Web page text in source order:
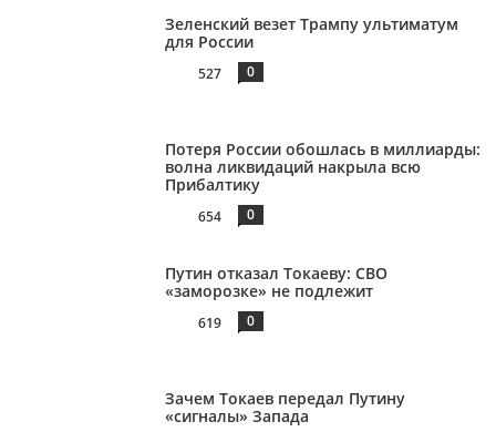
Зеленский везет Трампу ультиматум
для России
527 0
Потеря России обошлась в миллиарды:
волна ликвидаций накрыла всю
Прибалтику
654 0
Путин отказал Токаеву: СВО
«заморозке» не подлежит
619 0
Зачем Токаев передал Путину
«сигналы» Запада